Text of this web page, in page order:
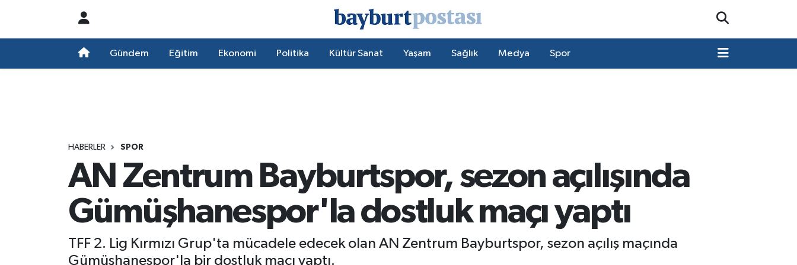
Gündem Eğitim Ekonomi Politika Kültür Sanat Yaşam Sağlık Medya Spor
HABERLER SPOR
AN Zentrum Bayburtspor, sezon açılışında
Gümüşhanespor'la dostluk maçı yaptı
TFF 2. Lig Kırmızı Grup'ta mücadele edecek olan AN Zentrum Bayburtspor, sezon açılış maçında
Gümüşhanespor'la bir dostluk maçı yaptı.
Süper Lig Puan Durumu ve Fikstür
Tüm Manşetler
Son Dakika Haberleri
Haber Arşivi